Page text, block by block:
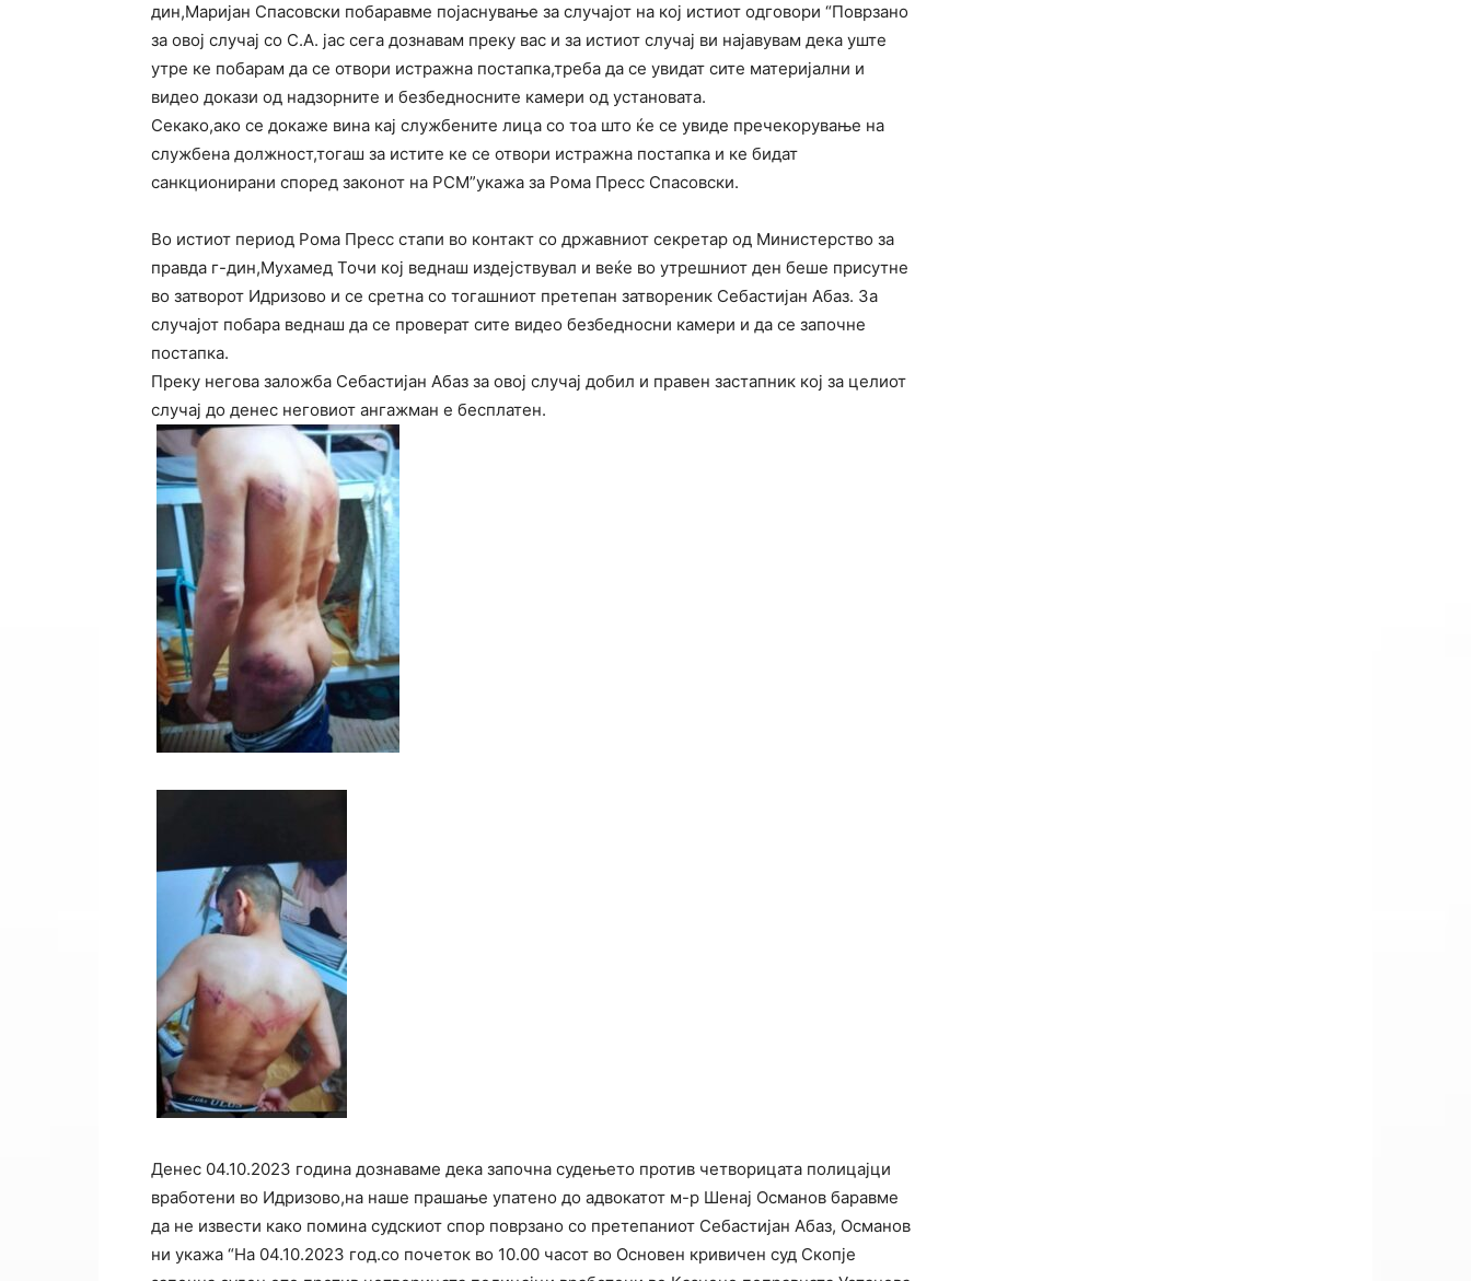
дин,Маријан Спасовски побаравме појаснување за случајот на кој истиот одговори “Поврзано
за овој случај со С.А. јас сега дознавам преку вас и за истиот случај ви најавувам дека уште
утре ке побарам да се отвори истражна постапка,треба да се увидат сите материјални и
видеo докази од надзорните и безбедносните камери од установата.
Секако,ако се докаже вина кај службените лица со тоа што ќе се увиде пречекорување на
службена должност,тогаш за истите ке се отвори истражна постапка и ке бидат
санкционирани според законот на РСМ”укажа за Рома Пресс Спасовски.
Во истиот период Рома Пресс стапи во контакт со државниот секретар од Министерство за
правда г-дин,Мухамед Точи кој веднаш издејствувал и веќе во утрешниот ден беше присутне
во затворот Идризово и се сретна со тогашниот претепан затвореник Себастијан Абаз. За
случајот побара веднаш да се проверат сите видео безбедносни камери и да се започне
постапка.
Преку негова заложба Себастијан Абаз за овој случај добил и правен застапник кој за целиот
случај до денес неговиот ангажман е бесплатен.
Денес 04.10.2023 година дознаваме дека започна судењето против четворицата полицајци
вработени во Идризово,на наше прашање упатено до адвокатот м-р Шенај Османов баравме
да не извести како помина судскиот спор поврзано со претепаниот Себастијан Абаз, Османов
ни укажа “На 04.10.2023 год.со почеток во 10.00 часот во Основен кривичен суд Скопје